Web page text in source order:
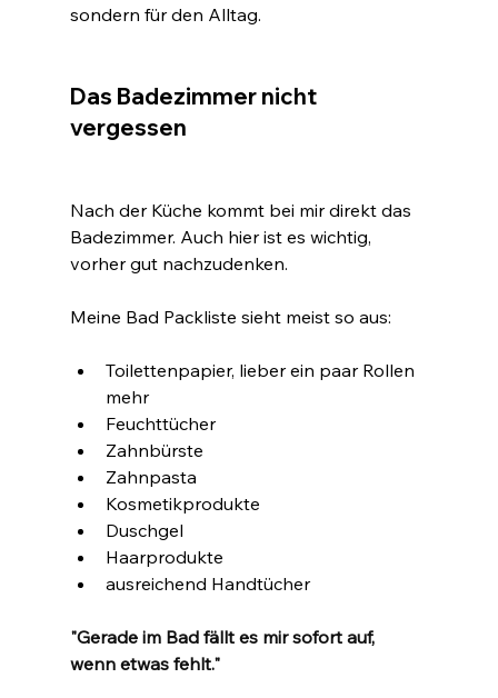
sondern für den Alltag.
Das Badezimmer nicht
vergessen
Nach der Küche kommt bei mir direkt das
Badezimmer. Auch hier ist es wichtig,
vorher gut nachzudenken.
Meine Bad Packliste sieht meist so aus:
Toilettenpapier, lieber ein paar Rollen
mehr
Feuchttücher
Zahnbürste
Zahnpasta
Kosmetikprodukte
Duschgel
Haarprodukte
ausreichend Handtücher
"Gerade im Bad fällt es mir sofort auf,
wenn etwas fehlt."